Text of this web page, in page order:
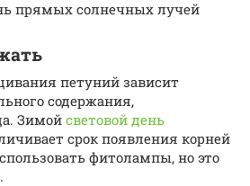
прямых солнечных лучей
петуний зависит
содержания,
Зимой световой день
срок появления корней
фитолампы, но это